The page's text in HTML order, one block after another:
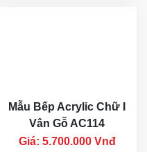
Mẫu Bếp Acrylic Chữ I
Vân Gỗ AC114
Giá: 5.700.000 Vnđ